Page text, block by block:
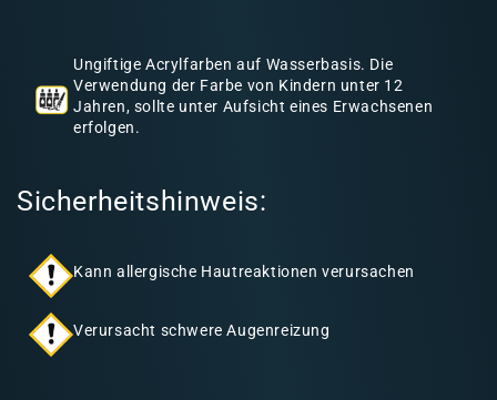
Ungiftige Acrylfarben auf Wasserbasis. Die
Verwendung der Farbe von Kindern unter 12
Jahren, sollte unter Aufsicht eines Erwachsenen
erfolgen.
Sicherheitshinweis:
Kann allergische Hautreaktionen verursachen
Verursacht schwere Augenreizung